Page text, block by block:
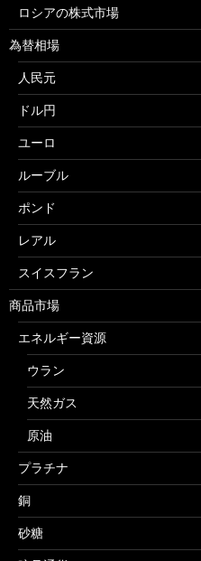
ロシアの株式市場
為替相場
人民元
ドル円
ユーロ
ルーブル
ポンド
レアル
スイスフラン
商品市場
エネルギー資源
ウラン
天然ガス
原油
プラチナ
銅
砂糖